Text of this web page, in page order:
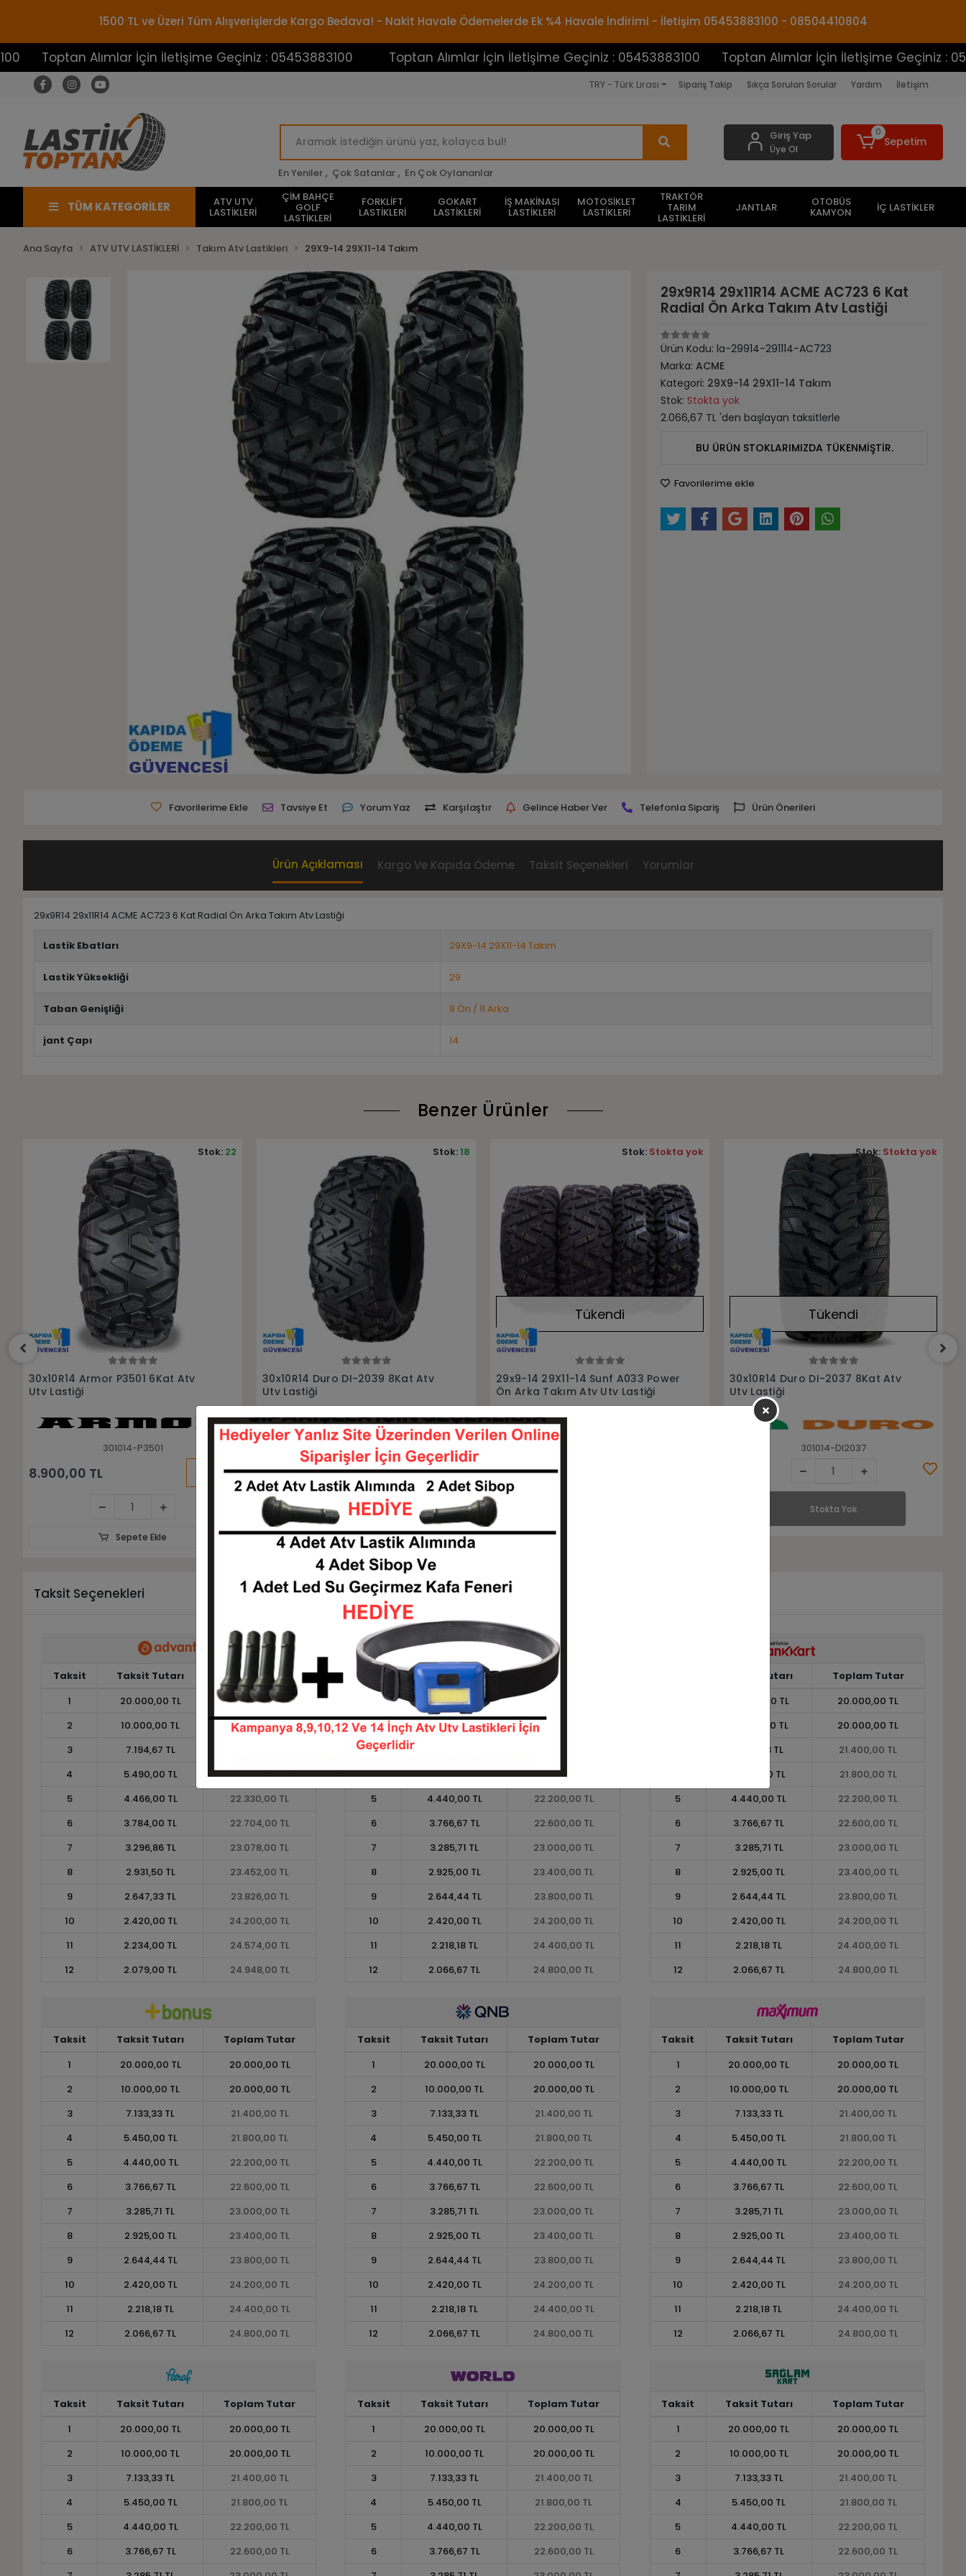
1500 TL ve Üzeri Tüm Alışverişlerde Kargo Bedava! - Nakit Havale Ödemelerde Ek %4 Havale İndirimi - İletişim 05453883100 - 08504410804
Alımlar İçin İletişime Geçiniz : 05453883100 Toptan Alımlar İçin İletişime Geçiniz : 05453883100 Toptan Alımlar İçin İletişime Geçiniz :
TRY - Türk Lirası Sipariş Takip Sıkça Sorulan Sorular Yardım İletişim
En Yeniler , Çok Satanlar , En Çok Oylananlar
Giriş Yap
Üye Ol
0
Sepetim
TÜM KATEGORİLER ATV UTV
LASTİKLERİ
ÇİM BAHÇE
GOLF
LASTİKLERİ
FORKLİFT
LASTİKLERİ
GOKART
LASTİKLERİ
İŞ MAKİNASI
LASTİKLERİ
MOTOSİKLET
LASTİKLERİ
TRAKTÖR
TARIM
LASTİKLERİ
JANTLAR OTOBÜS
KAMYON İÇ LASTİKLER
Ana Sayfa ATV UTV LASTİKLERİ Takım Atv Lastikleri 29X9-14 29X11-14 Takım
29x9R14 29x11R14 ACME AC723 6 Kat
Radial Ön Arka Takım Atv Lastiği
Ürün Kodu:la-29914-291114-AC723
Marka:ACME
Kategori: 29X9-14 29X11-14 Takım
Stok: Stokta yok
2.066,67 TL 'den başlayan taksitlerle
BU ÜRÜN STOKLARIMIZDA TÜKENMİŞTİR.
Favorilerime ekle
Favorilerime Ekle Tavsiye Et Yorum Yaz Karşılaştır Gelince Haber Ver Telefonla Sipariş Ürün Önerileri
Ürün Açıklaması Kargo Ve Kapıda Ödeme Taksit Seçenekleri Yorumlar
29x9R14 29x11R14 ACME AC723 6 Kat Radial Ön Arka Takım Atv Lastiği
Lastik Ebatları 29X9-14 29X11-14 Takım
Lastik Yüksekliği 29
Taban Genişliği 9 Ön / 11 Arka
jant Çapı 14
Benzer Ürünler
30x10R14 Duro DI-2039 8Kat Atv
Utv Lastiği
301014-DI2039
10.800,00 TL KARGO
BEDAVA
Stok:18
Sepete Ekle
Stokta Yok
Tükendi
29x9-14 29X11-14 Sunf A033 Power
Ön Arka Takım Atv Utv Lastiği
SETA-29914-291114-A033
Stokta yok
Stokta Yok
Stokta Yok
Tükendi
30x10R14 Duro DI-2037 8Kat Atv
Utv Lastiği
Stok: Stokta yok
Stokta Yok
Tükendi
29X9-14 29X11-14 Duro DI2039
8Kat Ön Arka Takım Atv Lastiği
29914-291114-DI2039
Stok: Stokta yok
Stokta Yok
Taksit Seçenekleri
Taksit Taksit Tutarı
Toplam Tutar
1
20.000,00 TL
20.000,00 TL
2
10.000,00 TL
20.000,00 TL
3
7.194,67 TL
4
5.490,00 TL
21.960,00 TL
5
4.466,00 TL
22.330,00 TL
6
3.784,00 TL
22.704,00 TL
7
3.296,86 TL
23.078,00 TL
8
2.931,50 TL
23.452,00 TL
9
2.647,33 TL
23.826,00 TL
10
2.420,00 TL
24.200,00 TL
11
2.234,00 TL
24.574,00 TL
12
2.079,00 TL 24.948,00 TL
Taksit Taksit Tutarı
Toplam Tutar
20.000,00 TL
2
10.000,00 TL
20.000,00 TL
3
4
5.450,00 TL
21.800,00 TL
5
4.440,00 TL
22.200,00 TL
6
3.766,67 TL
22.600,00 TL
7
3.285,71 TL
23.000,00 TL
8
2.925,00 TL
23.400,00 TL
9
2.644,44 TL
23.800,00 TL
10
2.420,00 TL
24.200,00 TL
11
2.218,18 TL
24.400,00 TL
12
2.066,67 TL 24.800,00 TL
Taksit Tutarı
Toplam Tutar
20.000,00 TL
20.000,00 TL
10.000,00 TL
20.000,00 TL
7.133,33 TL
21.400,00 TL
5.450,00 TL
21.800,00 TL
5
4.440,00 TL
22.200,00 TL
6
3.766,67 TL
22.600,00 TL
7
3.285,71 TL
23.000,00 TL
8
2.925,00 TL
23.400,00 TL
9
2.644,44 TL
23.800,00 TL
10
2.420,00 TL
24.200,00 TL
11
2.218,18 TL
24.400,00 TL
12
2.066,67 TL 24.800,00 TL
Taksit Taksit Tutarı
Toplam Tutar
1
20.000,00 TL
20.000,00 TL
2
10.000,00 TL
20.000,00 TL
3
7.133,33 TL
21.400,00 TL
4
5.450,00 TL
21.800,00 TL
5
4.440,00 TL
22.200,00 TL
6
3.766,67 TL
22.600,00 TL
7
3.285,71 TL
23.000,00 TL
8
2.925,00 TL
23.400,00 TL
9
2.644,44 TL
23.800,00 TL
10
2.420,00 TL
24.200,00 TL
11
2.218,18 TL
24.400,00 TL
12
2.066,67 TL 24.800,00 TL
Taksit Taksit Tutarı
Toplam Tutar
1
20.000,00 TL
20.000,00 TL
2
10.000,00 TL
20.000,00 TL
3
7.133,33 TL
21.400,00 TL
4
5.450,00 TL
21.800,00 TL
5
4.440,00 TL
22.200,00 TL
6
3.766,67 TL
22.600,00 TL
7
3.285,71 TL
23.000,00 TL
8
2.925,00 TL
23.400,00 TL
9
2.644,44 TL
23.800,00 TL
10
2.420,00 TL
24.200,00 TL
11
2.218,18 TL
24.400,00 TL
12
2.066,67 TL 24.800,00 TL
Taksit Taksit Tutarı
Toplam Tutar
1
20.000,00 TL
20.000,00 TL
2
10.000,00 TL
20.000,00 TL
3
7.133,33 TL
21.400,00 TL
4
5.450,00 TL
21.800,00 TL
5
4.440,00 TL
22.200,00 TL
6
3.766,67 TL
22.600,00 TL
7
3.285,71 TL
23.000,00 TL
8
2.925,00 TL
23.400,00 TL
9
2.644,44 TL
23.800,00 TL
10
2.420,00 TL
24.200,00 TL
11
2.218,18 TL
24.400,00 TL
12
2.066,67 TL 24.800,00 TL
Taksit Taksit Tutarı
Toplam Tutar
1
20.000,00 TL
20.000,00 TL
2
10.000,00 TL
20.000,00 TL
3
7.133,33 TL
21.400,00 TL
4
5.450,00 TL
21.800,00 TL
5
4.440,00 TL
22.200,00 TL
6
3.766,67 TL
22.600,00 TL
Taksit Taksit Tutarı
Toplam Tutar
1
20.000,00 TL
20.000,00 TL
2
10.000,00 TL
20.000,00 TL
3
7.133,33 TL
21.400,00 TL
4
5.450,00 TL
21.800,00 TL
5
4.440,00 TL
22.200,00 TL
6
3.766,67 TL
22.600,00 TL
Taksit Taksit Tutarı
Toplam Tutar
1
20.000,00 TL
20.000,00 TL
2
10.000,00 TL
20.000,00 TL
3
7.133,33 TL
21.400,00 TL
4
5.450,00 TL
21.800,00 TL
5
4.440,00 TL
22.200,00 TL
6
3.766,67 TL
22.600,00 TL